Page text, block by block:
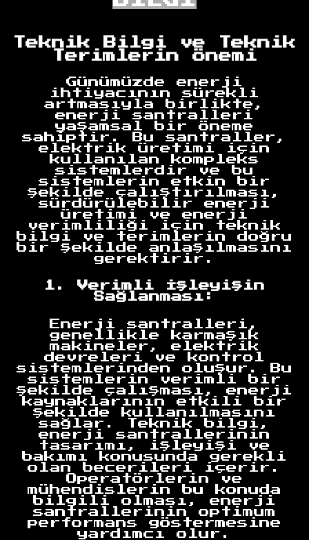
Teknik Bilgi ve Teknik
Terimlerin Önemi
Günümüzde enerji
ihtiyacının sürekli
artmasıyla birlikte,
enerji santralleri
yaşamsal bir öneme
sahiptir. Bu santraller,
elektrik üretimi için
kullanılan kompleks
sistemlerdir ve bu
sistemlerin etkin bir
şekilde çalıştırılması,
sürdürülebilir enerji
üretimi ve enerji
verimliliği için teknik
bilgi ve terimlerin doğru
bir şekilde anlaşılmasını
gerektirir.
1. Verimli İşleyişin
Sağlanması:
Enerji santralleri,
genellikle karmaşık
makineler, elektrik
devreleri ve kontrol
sistemlerinden oluşur. Bu
sistemlerin verimli bir
şekilde çalışması, enerji
kaynaklarının etkili bir
şekilde kullanılmasını
sağlar. Teknik bilgi,
enerji santrallerinin
tasarımı, işleyişi ve
bakımı konusunda gerekli
olan becerileri içerir.
Operatörlerin ve
mühendislerin bu konuda
bilgili olması, enerji
santrallerinin optimum
performans göstermesine
yardımcı olur.